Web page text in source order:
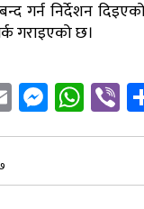
गर्न निर्देशन
गराइएको छ।
Email